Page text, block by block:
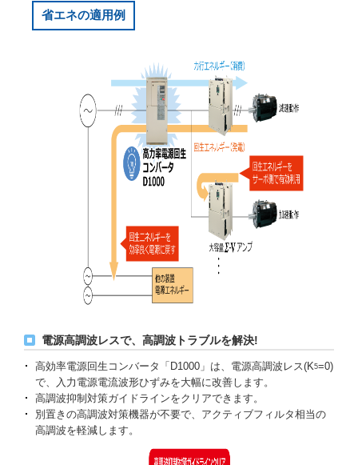
省エネの適用例
電源高調波レスで、高調波トラブルを解決!
高効率電源回生コンバータ「D1000」は、電源高調波レス(K5=0)
で、入力電源電流波形ひずみを大幅に改善します。
高調波抑制対策ガイドラインをクリアできます。
別置きの高調波対策機器が不要で、アクティブフィルタ相当の
高調波を軽減します。